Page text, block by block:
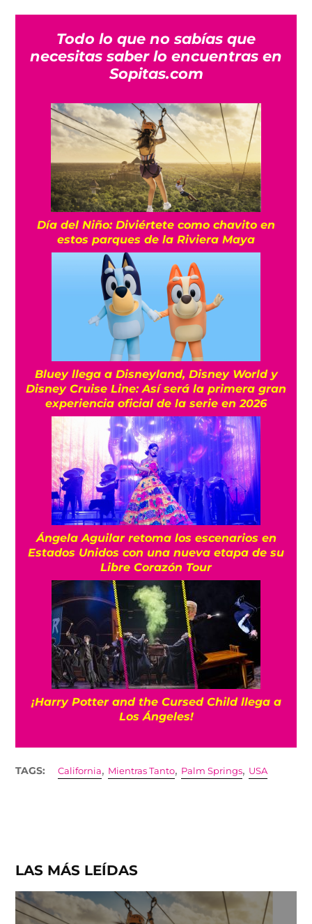
Todo lo que no sabías que
necesitas saber lo encuentras en
Sopitas.com
Día del Niño: Diviértete como chavito en
estos parques de la Riviera Maya
Bluey llega a Disneyland, Disney World y
Disney Cruise Line: Así será la primera gran
experiencia oficial de la serie en 2026
Ángela Aguilar retoma los escenarios en
Estados Unidos con una nueva etapa de su
Libre Corazón Tour
¡Harry Potter and the Cursed Child llega a
Los Ángeles!
TAGS: California, Mientras Tanto, Palm Springs, USA
LAS MÁS LEÍDAS